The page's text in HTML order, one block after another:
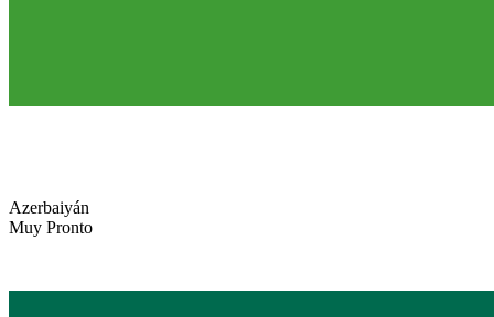
Azerbaiyán
Muy Pronto